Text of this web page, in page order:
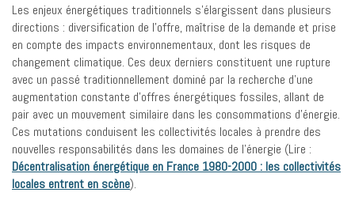
Les enjeux énergétiques traditionnels s’élargissent dans plusieurs
directions : diversification de l’offre, maîtrise de la demande et prise
en compte des impacts environnementaux, dont les risques de
changement climatique. Ces deux derniers constituent une rupture
avec un passé traditionnellement dominé par la recherche d’une
augmentation constante d’offres énergétiques fossiles, allant de
pair avec un mouvement similaire dans les consommations d’énergie.
Ces mutations conduisent les collectivités locales à prendre des
nouvelles responsabilités dans les domaines de l’énergie (Lire :
Décentralisation énergétique en France 1980-2000 : les collectivités
locales entrent en scène).